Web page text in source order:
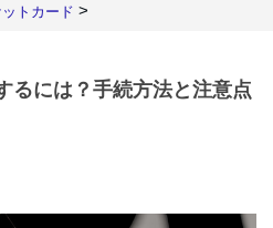
トカード >
るには？手続方法と注意点